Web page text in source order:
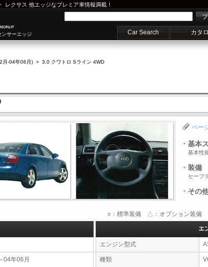
・ レクサス 他エッジなプレミア車情報満載！
サーエッジ Car Search カタ
月-04年06月) > 3.0 クワトロ Sライン 4WD
ペー
基本
基本性
装備
セーフ
その
○：標準装備 △：オプション装備 -
04年06月
エ
エンジン型式
種類